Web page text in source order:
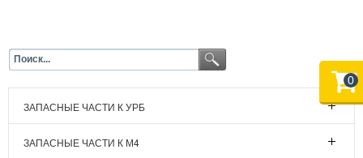
ЗАПАСНЫЕ ЧАСТИ К УРБ
ЗАПАСНЫЕ ЧАСТИ К М4
0